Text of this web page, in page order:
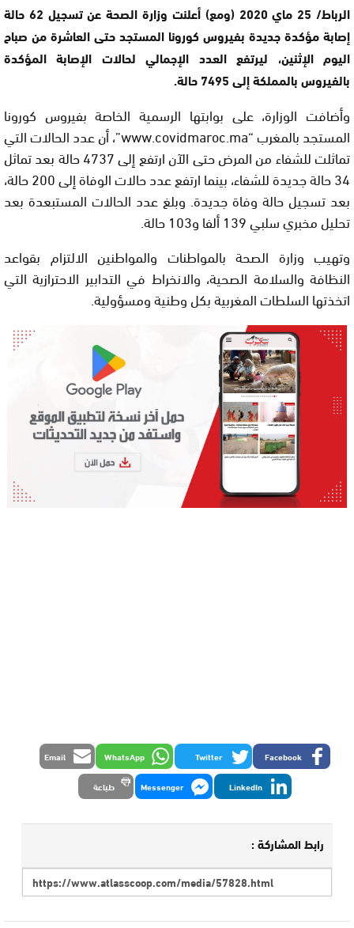
الرباط/ 25 ماي 2020 (ومع) أعلنت وزارة الصحة عن تسجيل 62 حالة
إصابة مؤكدة جديدة بفيروس كورونا المستجد حتى العاشرة من صباح
اليوم الإثنين، ليرتفع العدد الإجمالي لحالات الإصابة المؤكدة
بالفيروس بالمملكة إلى 7495 حالة.
وأضافت الوزارة، على بوابتها الرسمية الخاصة بفيروس كورونا
المستجد بالمغرب “www.covidmaroc.ma”، أن عدد الحالات التي
تماثلت للشفاء من المرض حتى الآن ارتفع إلى 4737 حالة بعد تماثل
34 حالة جديدة للشفاء، بينما ارتفع عدد حالات الوفاة إلى 200 حالة،
بعد تسجيل حالة وفاة جديدة. وبلغ عدد الحالات المستبعدة بعد
تحليل مخبري سلبي 139 ألفا و103 حالة.
وتهيب وزارة الصحة بالمواطنات والمواطنين الالتزام بقواعد
النظافة والسلامة الصحية، والانخراط في التدابير الاحترازية التي
اتخذتها السلطات المغربية بكل وطنية ومسؤولية.
Facebook
Twitter
WhatsApp
Email
LinkedIn
Messenger طباعة
رابط المشاركة :